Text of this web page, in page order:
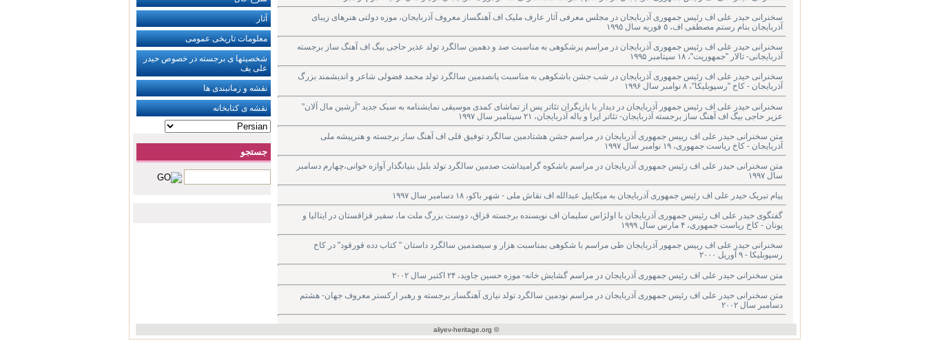
آثار
معلومات تاریخی عمومی
شخصیتها ی برجسته در خصوص حیدر
علی یف
نقشه و ‏زمانبندی ها
نقشه ی کتابخانه
جستجو
سخنرانی حیدر علی اف رئیس جمهوری آذربایجان در مجلس معرفی آثار عارف ملیک اف آهنگساز معروف آذربایجان، موزه دولتی هنرهای زیبای
آذربایجان بنام رستم مصطفی اف، ٥ فوریه سال ١٩٩٥
سخنرانی حیدر علی اف رئیس جمهوری آذربایجان در مراسم پرشکوهی به مناسبت صد و دهمین سالگرد تولد عذیر حاجی بیگ اف آهنگ ساز برجسته
آذربایجانی- تالار "جمهوریت"، ۱۸ سپتامبر ۱۹۹۵
سخنرانی حیدر علی اف رئیس جمهوری آذربایجان در شب جشن باشکوهی به مناسبت پانصدمین سالگرد تولد محمد فضولی شاعر و اندیشمند بزرگ
آذربایجان - کاخ "رسپوبلیکا"، ۸ نوامبر سال ۱۹۹۶
سخنرانی حیدر علی اف رئیس جمهور آذربایجان در دیدار با بازیگران تئاتر پس از تماشای کمدی موسیقی نمایشنامه به سبک جدید "آرشین مال آلان"
عزیر حاجی بیگ اف آهنگ ساز برجسته آذربایجان- تئاتر اپرا و باله آذربایجان، ۲۱ سپتامبر سال ۱۹۹۷
متن سخنرانی حیدر علی اف رییس جمهوری آذربایجان در مراسم جشن هشتادمین سالگرد توفیق قلی اف آهنگ ساز برجسته و هنرپیشه ملی
آذربایجان - کاخ ریاست جمهوری، ۱۹ نوامبر سال ۱۹۹۷
متن سخنرانی حیدر علی اف رئیس جمهوری آذربایجان در مراسم باشکوه گرامیداشت صدمین سالگرد تولد بلبل بنیانگذار آوازه خوانی،چهارم دسامبر
سال ۱۹۹۷
پیام تبریک حیدر علی اف رئیس جمهوری آذربایجان به میکاییل عبدالله اف نقاش ملی - شهر باکو، ۱۸ دسامبر سال ۱۹۹۷
گفتگوی حیدر علی اف رئیس جمهوری آذربایجان با اولژاس سلیمان اف نویسنده برجسته قزاق، دوست بزرگ ملت ما، سفیر قزاقستان در ایتالیا و
یونان - کاخ ریاست جمهوری، ۴ مارس سال ۱۹۹۹
سخنرانی حیدر علی اف رییس جمهور آذربایجان طی مراسم با شکوهی بمناسبت هزار و سیصدمین سالگرد داستان " کتاب دده قورقود" در کاخ
رسپوبلیکا - ۹ آوریل ۲۰۰۰
متن سخنرانی حیدر علی اف رئیس جمهوری آذربایجان در مراسم گشایش خانه- موزه حسین جاوید، ۲۴ اکتبر سال ۲۰۰۲
متن سخنرانی حیدر علی اف رئیس جمهوری آذربایجان در مراسم نودمین ‏سالگرد تولد نیازی آهنگساز برجسته و رهبر ارکستر معروف جهان- هشتم
‏دسامبر سال ۲۰۰۲‏
© aliyev-heritage.org